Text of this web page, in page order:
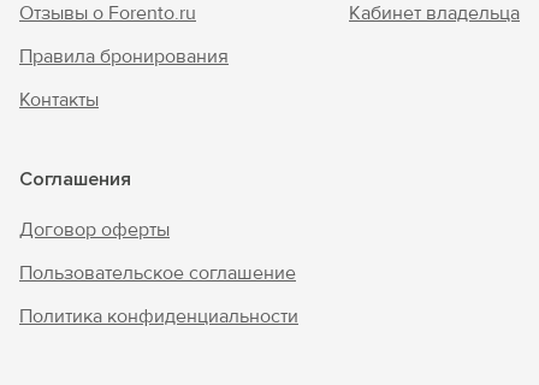
Отзывы о Forento.ru
Правила бронирования
Контакты
Кабинет владельца
Соглашения
Договор оферты
Пользовательское соглашение
Политика конфиденциальности